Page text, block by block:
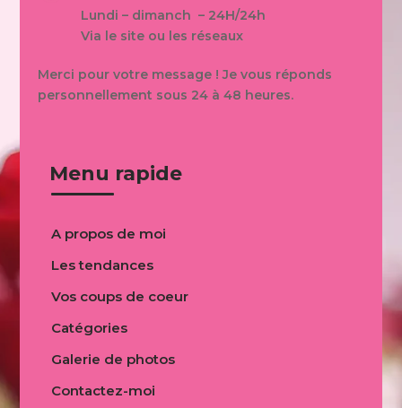
Lundi – dimanch – 24H/24h
Via le site ou les réseaux
Merci pour votre message ! Je vous réponds
personnellement sous 24 à 48 heures.
Menu rapide
A propos de moi
Les tendances
Vos coups de coeur
Catégories
Galerie de photos
Contactez-moi